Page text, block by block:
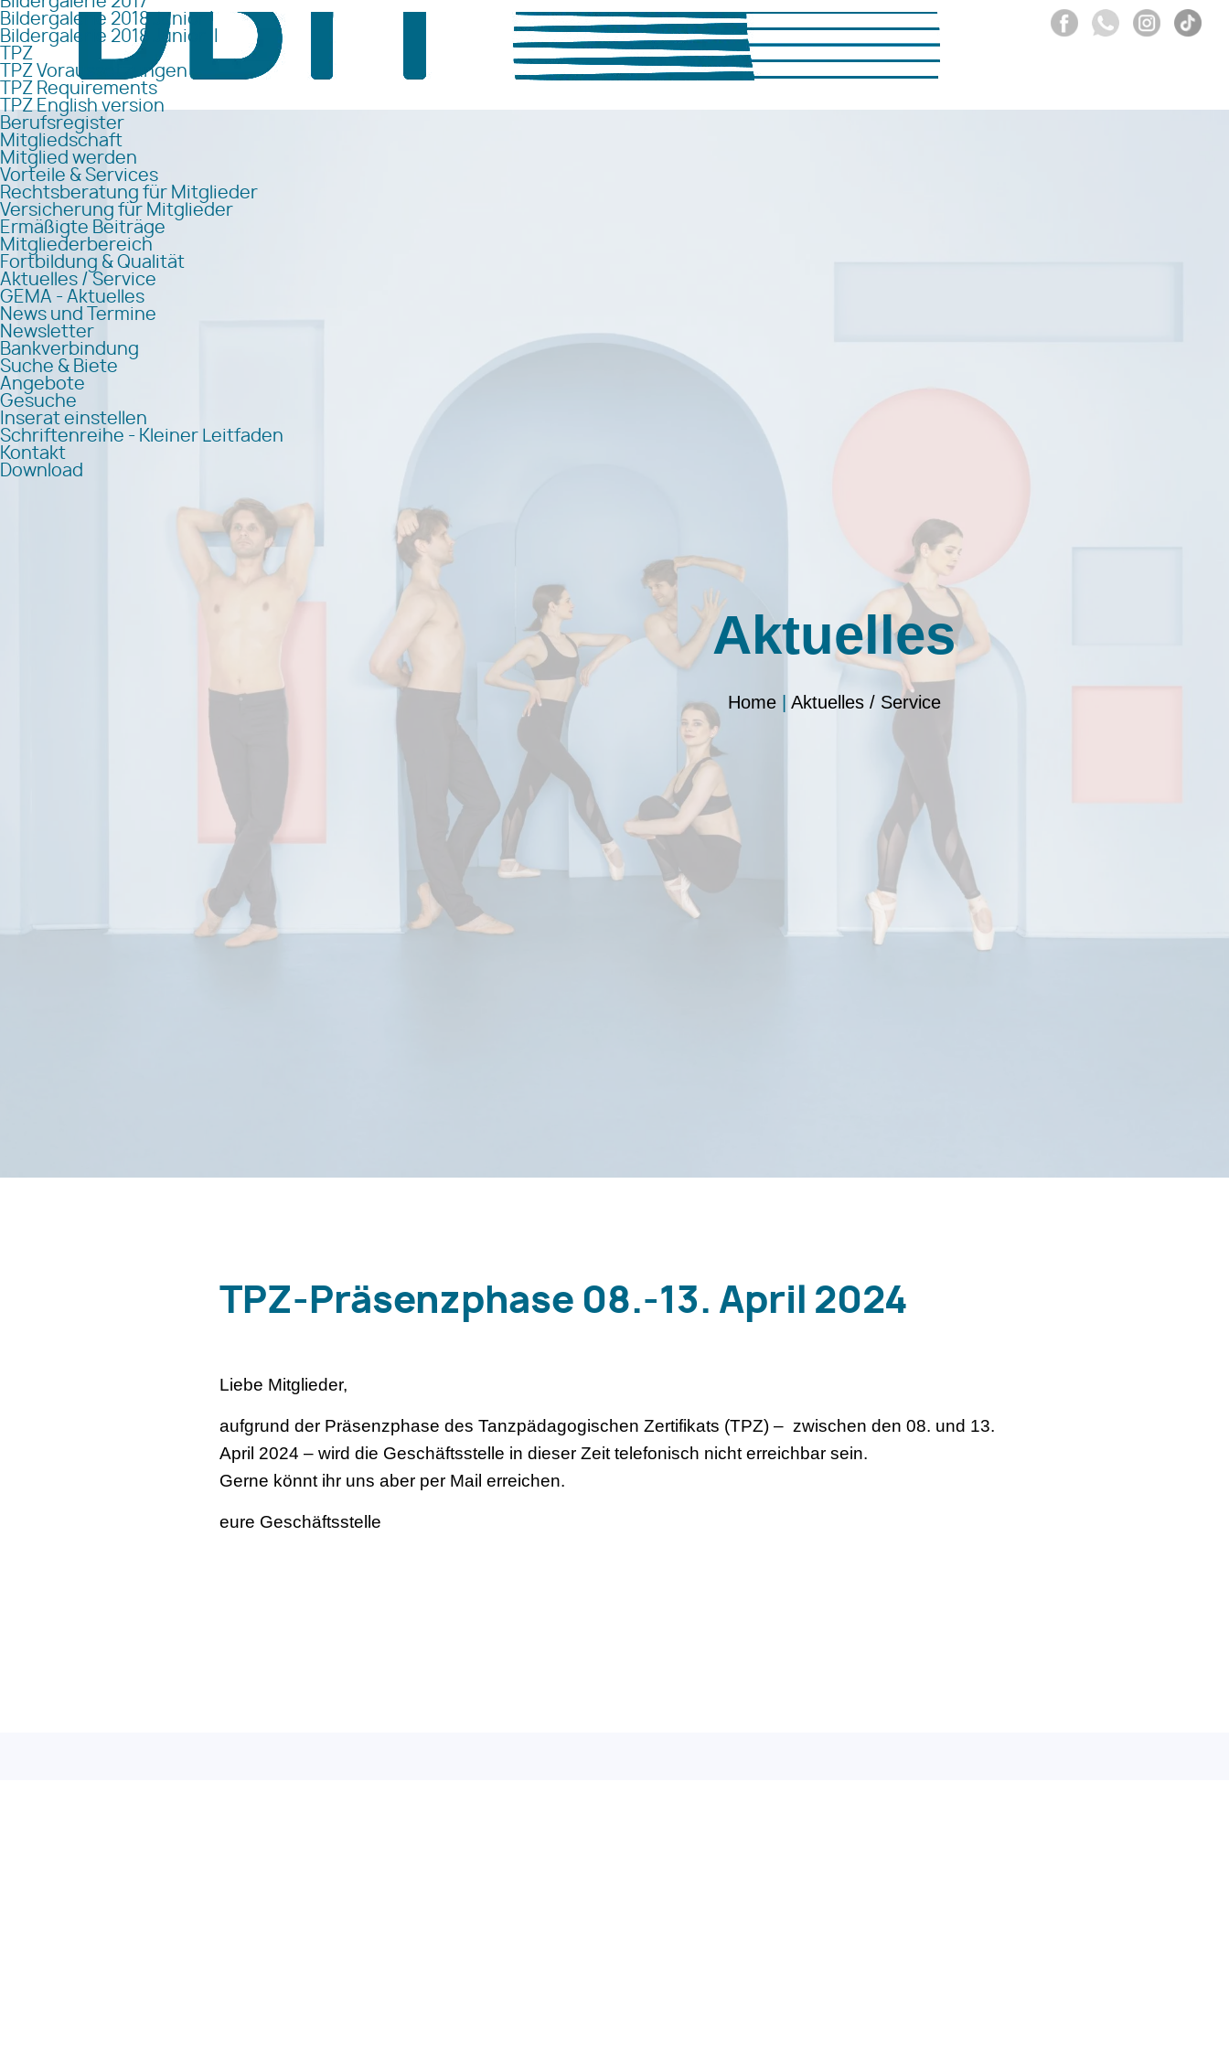
Bildergalerie 2018 Junior I
Bildergalerie 2018 Junior II
TPZ
TPZ Voraussetzungen
TPZ Requirements
TPZ English version
Berufsregister
Mitgliedschaft
Mitglied werden
Vorteile & Services
Rechtsberatung für Mitglieder
Versicherung für Mitglieder
Ermäßigte Beiträge
Mitgliederbereich
Fortbildung & Qualität
Aktuelles / Service
GEMA - Aktuelles
News und Termine
Newsletter
Bankverbindung
Suche & Biete
Angebote
Gesuche
Inserat einstellen
Schriftenreihe - Kleiner Leitfaden
Kontakt
Download
Aktuelles
Home| Aktuelles / Service
TPZ-Präsenzphase 08.-13. April 2024
Liebe Mitglieder,
aufgrund der Präsenzphase des Tanzpädagogischen Zertifikats (TPZ) – zwischen den 08. und 13.
April 2024 – wird die Geschäftsstelle in dieser Zeit telefonisch nicht erreichbar sein.
Gerne könnt ihr uns aber per Mail erreichen.
eure Geschäftsstelle